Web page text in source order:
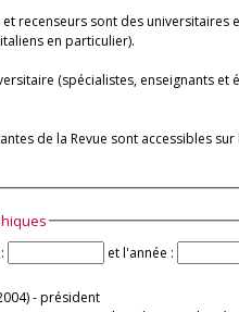
recenseurs sont des
en particulier).
(spécialistes, enseignants
de la Revue sont accessibles
et l'année :
- président